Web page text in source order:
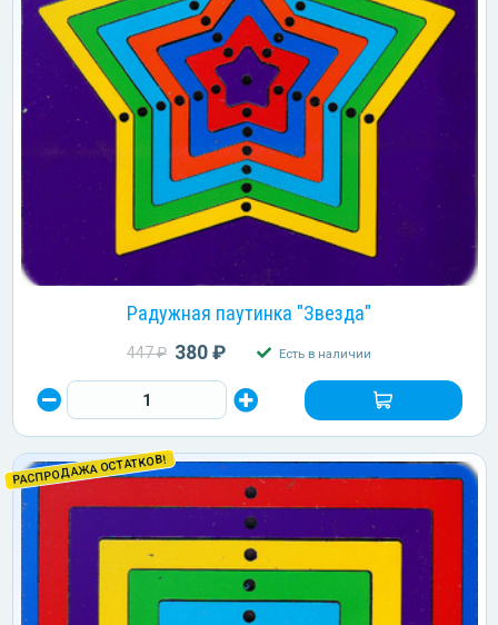
Радужная паутинка "Звезда"
447 ₽ 380 ₽ Есть в наличии
РАСПРОДАЖА ОСТАТКОВ!